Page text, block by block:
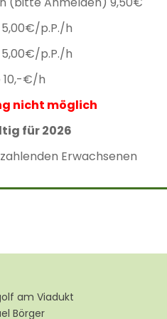
p.P./h
p.P./h
10,-€/h
nicht möglich
für 2026
Erwachsenen
am Viadukt
Börger